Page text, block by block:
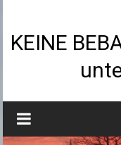
springen
KEINE